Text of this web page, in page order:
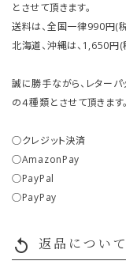
とさせて頂きます。
送料は、全国一律990円(税
北海道、沖縄は、1,650円
誠に勝手ながら、レター
の４種類とさせて頂きます。
○クレジット決済
○AmazonPay
○PayPal
○PayPay
replay 返品について